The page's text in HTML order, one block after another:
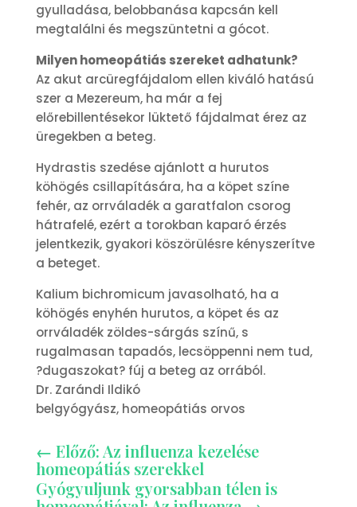
gyulladása, belobbanása kapcsán kell
megtalálni és megszüntetni a gócot.
Milyen homeopátiás szereket adhatunk?
Az akut arcüregfájdalom ellen kiváló hatású
szer a Mezereum, ha már a fej
előrebillentésekor lüktető fájdalmat érez az
üregekben a beteg.
Hydrastis szedése ajánlott a hurutos
köhögés csillapítására, ha a köpet színe
fehér, az orrváladék a garatfalon csorog
hátrafelé, ezért a torokban kaparó érzés
jelentkezik, gyakori köszörülésre kényszerítve
a beteget.
Kalium bichromicum javasolható, ha a
köhögés enyhén hurutos, a köpet és az
orrváladék zöldes-sárgás színű, s
rugalmasan tapadós, lecsöppenni nem tud,
?dugaszokat? fúj a beteg az orrából.
Dr. Zarándi Ildikó
belgyógyász, homeopátiás orvos
← Előző: Az influenza kezelése
homeopátiás szerekkel
Gyógyuljunk gyorsabban télen is